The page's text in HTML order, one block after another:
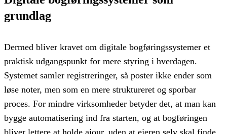
grundlag
Dermed bliver kravet om digitale bogføringssystemer et
praktisk udgangspunkt for mere styring i hverdagen.
Systemet samler registreringer, så poster ikke ender som
løse noter, men som en mere struktureret og sporbar
proces. For mindre virksomheder betyder det, at man kan
bygge automatisering ind fra starten, og at bogføringen